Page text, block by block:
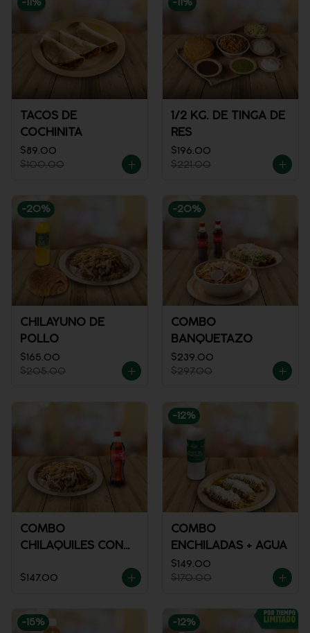
-11 %
TACOS DE
COCHINITA
$89.00
$100.00
-11 %
1/2 KG. DE TINGA DE
RES
$196.00
$221.00
-20%
CHILAYUNO DE
POLLO
$165.00
$205.00
-20%
COMBO
BANQUETAZO
$239.00
$297.00
COMBO
CHILAQUILES CON
$147.00
-12%
COMBO
ENCHILADAS + AGUA
$149.00
$170.00
-15% -12%